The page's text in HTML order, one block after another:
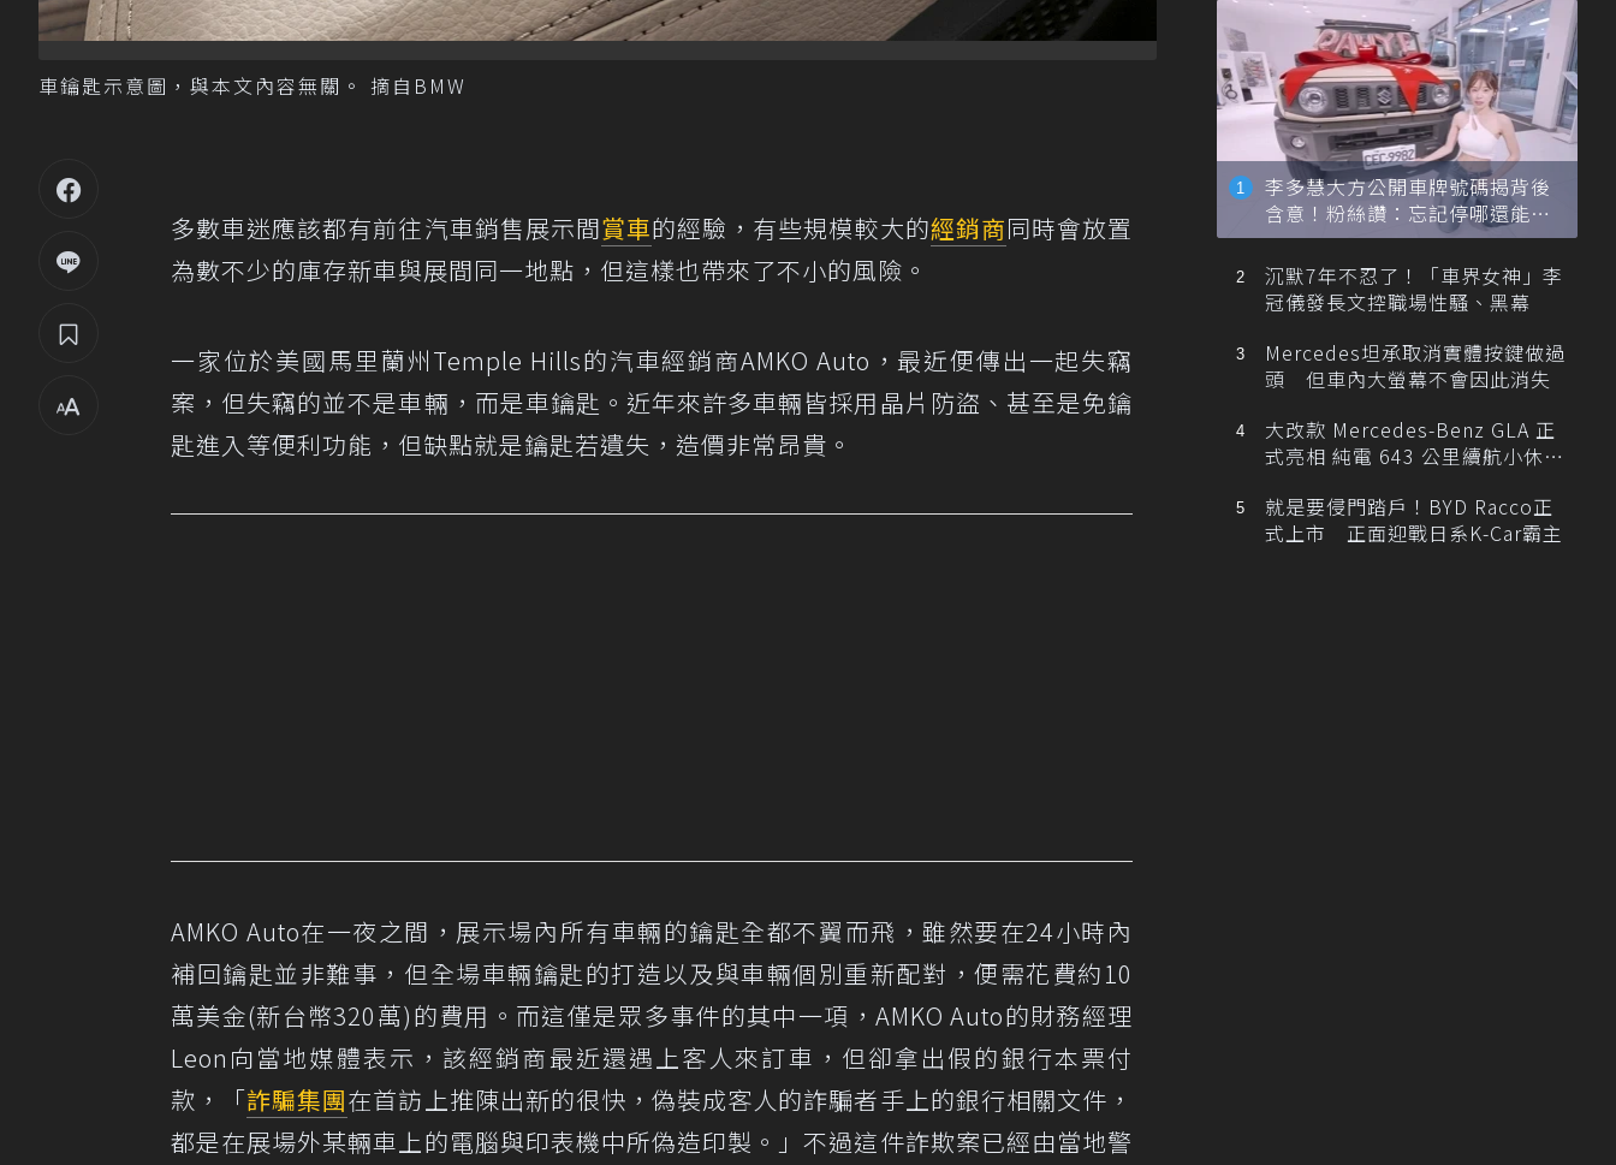
車鑰匙示意圖，與本文內容無關。 摘自BMW
多數車迷應該都有前往汽車銷售展示間賞車的經驗，有些規模較大的經銷商同時會放置
為數不少的庫存新車與展間同一地點，但這樣也帶來了不小的風險。
一家位於美國馬里蘭州Temple Hills的汽車經銷商AMKO Auto，最近便傳出一起失竊
案，但失竊的並不是車輛，而是車鑰匙。近年來許多車輛皆採用晶片防盜、甚至是免鑰
匙進入等便利功能，但缺點就是鑰匙若遺失，造價非常昂貴。
AMKO Auto在一夜之間，展示場內所有車輛的鑰匙全都不翼而飛，雖然要在24小時內
補回鑰匙並非難事，但全場車輛鑰匙的打造以及與車輛個別重新配對，便需花費約10
萬美金(新台幣320萬)的費用。而這僅是眾多事件的其中一項，AMKO Auto的財務經理
Leon向當地媒體表示，該經銷商最近還遇上客人來訂車，但卻拿出假的銀行本票付
款，「詐騙集團在首訪上推陳出新的很快，偽裝成客人的詐騙者手上的銀行相關文件，
都是在展場外某輛車上的電腦與印表機中所偽造印製。」不過這件詐欺案已經由當地警
李多慧大方公開車牌號碼揭背後
含意！粉絲讚：忘記停哪還能幫
忙找車
沉默7年不忍了！「車界女神」李
冠儀發長文控職場性騷、黑幕
Mercedes坦承取消實體按鍵做過
頭 但車內大螢幕不會因此消失
大改款 Mercedes-Benz GLA 正
式亮相 純電 643 公里續航小休
就是要侵門踏戶！BYD Racco正
式上市 正面迎戰日系K-Car霸主